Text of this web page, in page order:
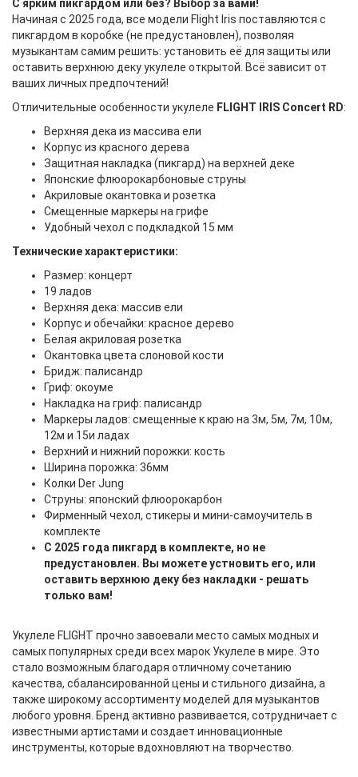
С ярким пикгардом или без? Выбор за вами!
Начиная с 2025 года, все модели Flight Iris поставляются с
пикгардом в коробке (не предустановлен), позволяя
музыкантам самим решить: установить её для защиты или
оставить верхнюю деку укулеле открытой. Всё зависит от
ваших личных предпочтений!
Отличительные особенности укулеле FLIGHT IRIS Concert RD:
Верхняя дека из массива ели
Корпус из красного дерева
Защитная накладка (пикгард) на верхней деке
Японские флюорокарбоновые струны
Акриловые окантовка и розетка
Смещенные маркеры на грифе
Удобный чехол с подкладкой 15 мм
Технические характеристики:
Размер: концерт
19 ладов
Верхняя дека: массив ели
Корпус и обечайки: красное дерево
Белая акриловая розетка
Окантовка цвета слоновой кости
Бридж: палисандр
Гриф: окоуме
Накладка на гриф: палисандр
Маркеры ладов: смещенные к краю на 3м, 5м, 7м, 10м,
12м и 15и ладах
Верхний и нижний порожки: кость
Ширина порожка: 36мм
Колки Der Jung
Струны: японский флюорокарбон
Фирменный чехол, стикеры и мини-самоучитель в
комплекте
С 2025 года пикгард в комплекте, но не
предустановлен. Вы можете устновить его, или
оставить верхнюю деку без накладки - решать
только вам!
Укулеле FLIGHT прочно завоевали место самых модных и
самых популярных среди всех марок Укулеле в мире. Это
стало возможным благодаря отличному сочетанию
качества, сбалансированной цены и стильного дизайна, а
также широкому ассортименту моделей для музыкантов
любого уровня. Бренд активно развивается, сотрудничает с
известными артистами и создает инновационные
инструменты, которые вдохновляют на творчество.